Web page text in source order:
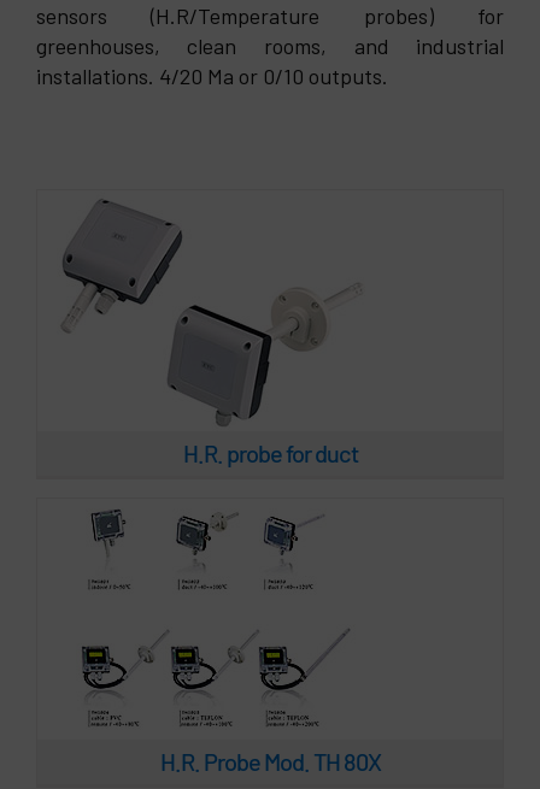
sensors (H.R/Temperature probes) for
greenhouses, clean rooms, and industrial
installations. 4/20 Ma or 0/10 outputs.
H.R. probe for duct
H.R. probe for duct
H.R. Probe Mod. TH 80X
H.R. Probe Mod. TH 80X
H.R. Probes STA-3 and STA-3E